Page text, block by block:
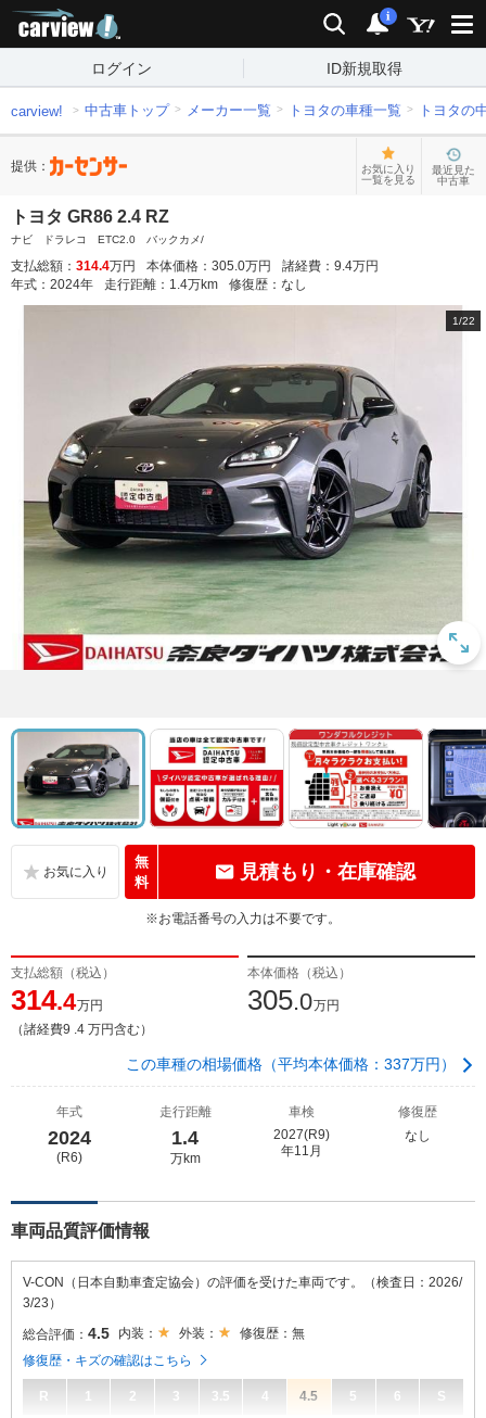
検索 通知
i
ログイン ID新規取得
carview! 中古車トップ メーカー一覧 トヨタの車種一覧 トヨタの
提供：
お気に入り
一覧を見る
最近見た
中古車
トヨタ GR86 2.4 RZ
ナビ ドラレコ ETC2.0 バックカメ/
支払総額： 314.4万円 本体価格： 305.0万円 諸経費： 9.4万円
年式： 2024年 走行距離： 1.4万km 修復歴： なし
1/22
無
料
見積もり・在庫確認
※お電話番号の入力は不要です。
支払総額（税込）
314.4万円
（諸経費9 .4 万円含む）
本体価格（税込）
305.0万円
この車種の相場価格（平均本体価格：337万円）
年式
2024
(R6)
走行距離
1.4
万km
車検
2027(R9)
年11月
修復歴
なし
車両品質評価情報
V-CON（日本自動車査定協会）の評価を受けた車両です。（検査日：2026/
3/23）
総合評価： 4.5 内装： 外装：
修復歴：無
修復歴・キズの確認はこちら
R 1 2 3 3.5 4 4.5 5 6 S